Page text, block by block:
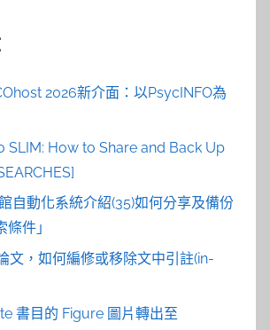
2026新介面：以PsycINFO為
SLIM: How to Share and Back Up
自動化系統介紹(35)如何分享及備份
條件」
文，如何編修或移除文中引註(in-
書目的 Figure 圖片轉出至